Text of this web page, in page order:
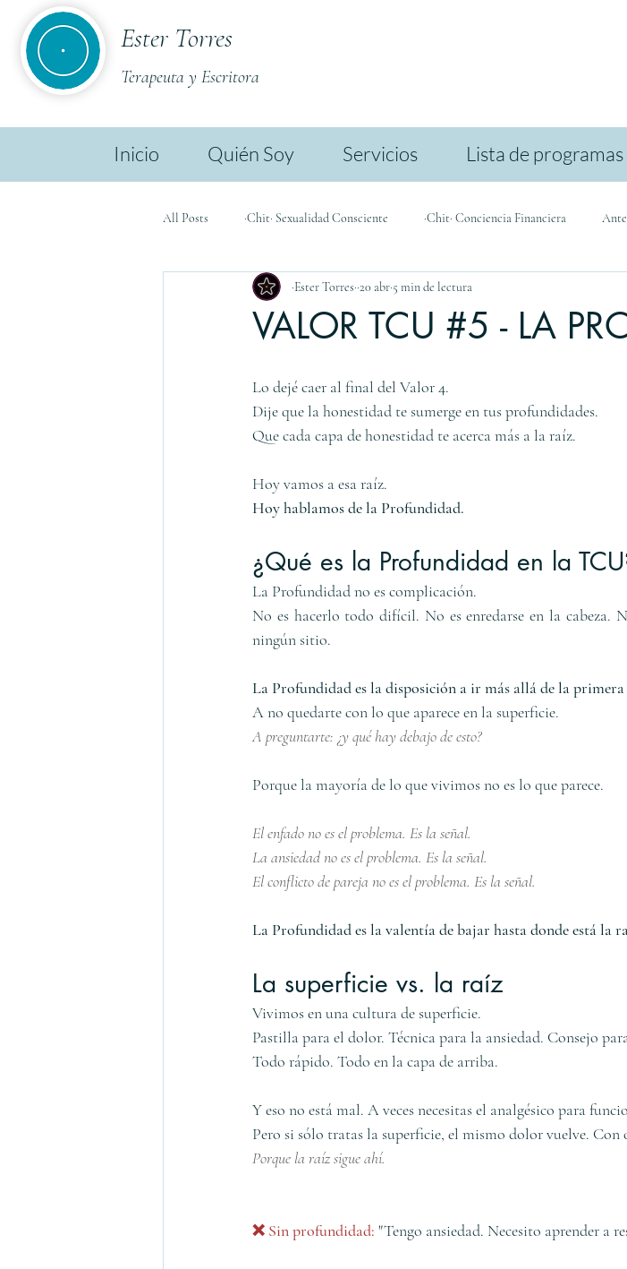
Ester Torres
Terapeuta y Escritora
Inicio Quién Soy Servicios Lista de programas
All Posts ·Chit· Sexualidad Consciente ·Chit· Conciencia Financiera
·Chit· Ester TL ·Chit· Biodescodificación
VALOR TCU #5 - LA
·Ester Torres· 20 abr5 min de lectura
Lo dejé caer al final del Valor 4.
Dije que la honestidad te sumerge en tus profundidades.
Que cada capa de honestidad te acerca más a la raíz.
Hoy vamos a esa raíz.
Hoy hablamos de la Profundidad.
¿Qué es la Profundidad en la
La Profundidad no es complicación.
No es hacerlo todo difícil. No es enredarse en la cabeza.
ningún sitio.
La Profundidad es la disposición a ir más allá de la primera
A no quedarte con lo que aparece en la superficie.
A preguntarte: ¿y qué hay debajo de esto?
Porque la mayoría de lo que vivimos no es lo que parece.
El enfado no es el problema. Es la señal.
La ansiedad no es el problema. Es la señal.
El conflicto de pareja no es el problema. Es la señal.
La Profundidad es la valentía de bajar hasta donde está la
La superficie vs. la raíz
Vivimos en una cultura de superficie.
Pastilla para el dolor. Técnica para la ansiedad. Consejo
Todo rápido. Todo en la capa de arriba.
Y eso no está mal. A veces necesitas el analgésico para
Pero si sólo tratas la superficie, el mismo dolor vuelve.
Porque la raíz sigue ahí.
❌ Sin profundidad: "Tengo ansiedad. Necesito aprender a